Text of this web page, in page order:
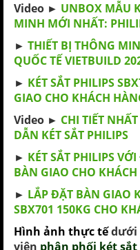
Video ► UNBOX MẪU
MINH MỚI NHẤT:
► THIẾT BỊ THÔNG
QUỐC TẾ VIETBUILD
► KÉT SẮT PHILIPS
GIAO CHO KHÁCH
Video ► CHI TIẾT
DẪN KÉT SẮT PHILIPS
► KÉT SẮT PHILIPS
BÀN GIAO CHO
► LẮP ĐẶT BÀN GIAO
SBX701 150KG CHO
Hình ảnh thực tếdưới
viên phân phối két